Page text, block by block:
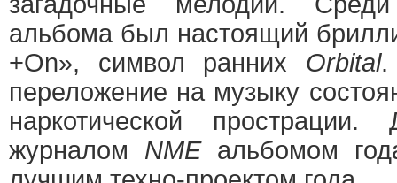
альбома был настоящий
+On», символ ранних Orbital.
переложение на музыку
наркотической
журналом NMEальбомом